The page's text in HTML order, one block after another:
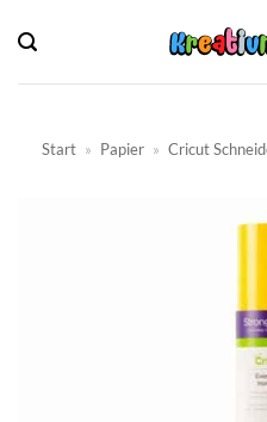
Inhalt
springen
Start » Papier » Cricut